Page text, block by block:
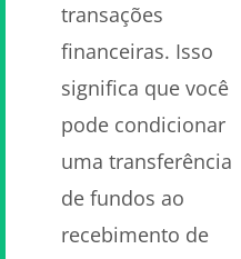
transações
financeiras. Isso
significa que você
pode condicionar
uma transferência
de fundos ao
recebimento de